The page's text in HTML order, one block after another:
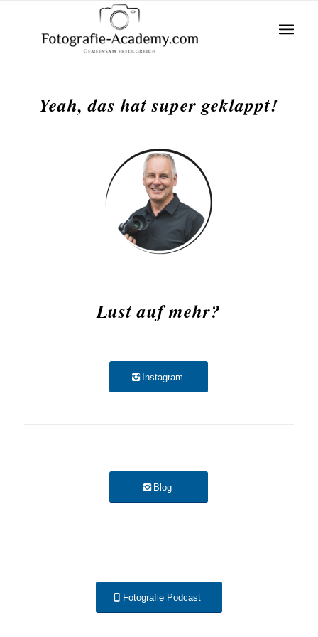
Yeah, das hat super geklappt!
Lust auf mehr?
Instagram
Blog
Fotografie Podcast